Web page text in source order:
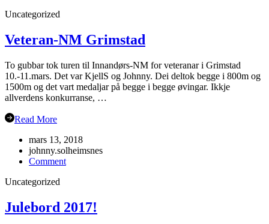
Uncategorized
Veteran-NM Grimstad
To gubbar tok turen til Innandørs-NM for veteranar i Grimstad
10.-11.mars. Det var KjellS og Johnny. Dei deltok begge i 800m og
1500m og det vart medaljar på begge i begge øvingar. Ikkje
allverdens konkurranse, …
Read More
mars 13, 2018
johnny.solheimsnes
Commenton
Uncategorized
Julebord 2017!